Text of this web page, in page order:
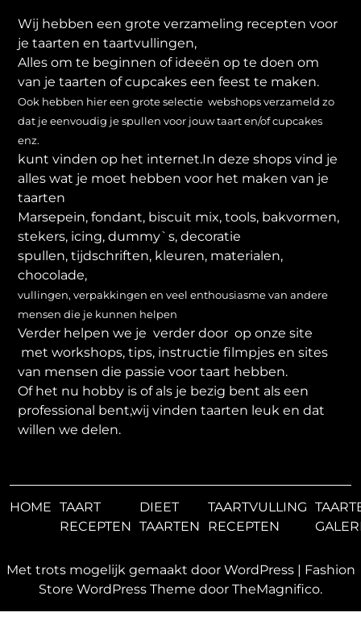
Wij hebben een grote verzameling recepten voor
je taarten en taartvullingen,
Alles om te beginnen of ideeën op te doen om
van je taarten of cupcakes een feest te maken.
Ook hebben hier een grote selectie webshops verzameld zo
dat je eenvoudig je spullen voor jouw taart en/of cupcakes
enz.
kunt vinden op het internet.In deze shops vind je
alles wat je moet hebben voor het maken van je
taarten
Marsepein, fondant, biscuit mix, tools, bakvormen,
stekers, icing, dummy`s, decoratie
spullen, tijdschriften, kleuren, materialen,
chocolade,
vullingen, verpakkingen en veel enthousiasme van andere
mensen die je kunnen helpen
Verder helpen we je verder door op onze site
met workshops, tips, instructie filmpjes en sites
van mensen die passie voor taart hebben.
Of het nu hobby is of als je bezig bent als een
professional bent,wij vinden taarten leuk en dat
willen we delen.
HOME TAART
RECEPTEN
DIEET
TAARTEN
TAARTVULLING
RECEPTEN
Met trots mogelijk gemaakt door WordPress | Fashion
Store WordPress Theme door TheMagnifico.